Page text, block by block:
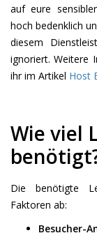
auf eure
hoch bedenklich
diesem
ignoriert. Weitere
ihr im Artikel Host
Wie viel
Die benötigte
Faktoren ab:
Besucher-